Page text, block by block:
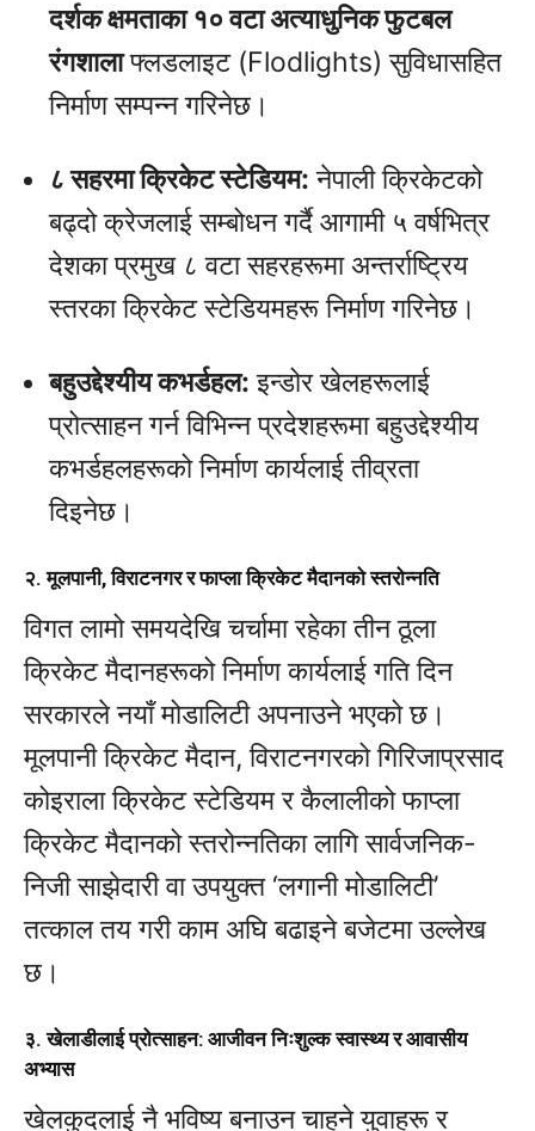
दर्शक क्षमताका १० वटा अत्याधुनिक फुटबल
रंगशालाफ्लडलाइट (Flodlights) सुविधासहित
निर्माण सम्पन्न गरिनेछ।
८ सहरमा क्रिकेट स्टेडियम: नेपाली क्रिकेटको
बढ्दो क्रेजलाई सम्बोधन गर्दै आगामी ५ वर्षभित्र
देशका प्रमुख ८ वटा सहरहरूमा अन्तर्राष्ट्रिय
स्तरका क्रिकेट स्टेडियमहरू निर्माण गरिनेछ।
बहुउद्देश्यीय कभर्डहल: इन्डोर खेलहरूलाई
प्रोत्साहन गर्न विभिन्न प्रदेशहरूमा बहुउद्देश्यीय
कभर्डहलहरूको निर्माण कार्यलाई तीव्रता
दिइनेछ।
२. मूलपानी, विराटनगर र फाप्ला क्रिकेट मैदानको स्तरोन्नति
विगत लामो समयदेखि चर्चामा रहेका तीन ठूला
क्रिकेट मैदानहरूको निर्माण कार्यलाई गति दिन
सरकारले नयाँ मोडालिटी अपनाउने भएको छ।
मूलपानी क्रिकेट मैदान, विराटनगरको गिरिजाप्रसाद
कोइराला क्रिकेट स्टेडियम र कैलालीको फाप्ला
क्रिकेट मैदानको स्तरोन्नतिका लागि सार्वजनिक-
निजी साझेदारी वा उपयुक्त ‘लगानी मोडालिटी’
तत्काल तय गरी काम अघि बढाइने बजेटमा उल्लेख
छ।
३. खेलाडीलाई प्रोत्साहन: आजीवन निःशुल्क स्वास्थ्य र आवासीय
अभ्यास
खेलकुदलाई नै भविष्य बनाउन चाहने युवाहरू र